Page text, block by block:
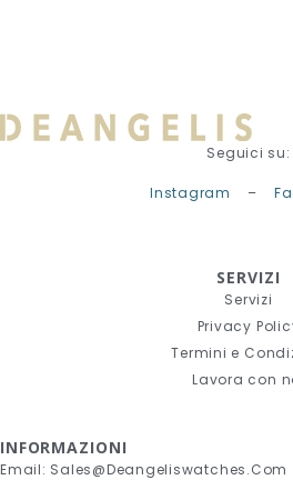
Seguici su:
Instagram –
SERVIZI
Servizi
Privacy
Termini e
Lavora con
INFORMAZIONI
Email: Sales@deangeliswatches.com